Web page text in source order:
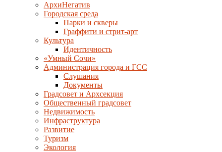
АрхиНегатив
Городская среда
Парки и скверы
Граффити и стрит-арт
Культура
Идентичность
«Умный Сочи»
Администрация города и ГСС
Слушания
Документы
Градсовет и Архсекция
Общественный градсовет
Недвижимость
Инфраструктура
Развитие
Туризм
Экология